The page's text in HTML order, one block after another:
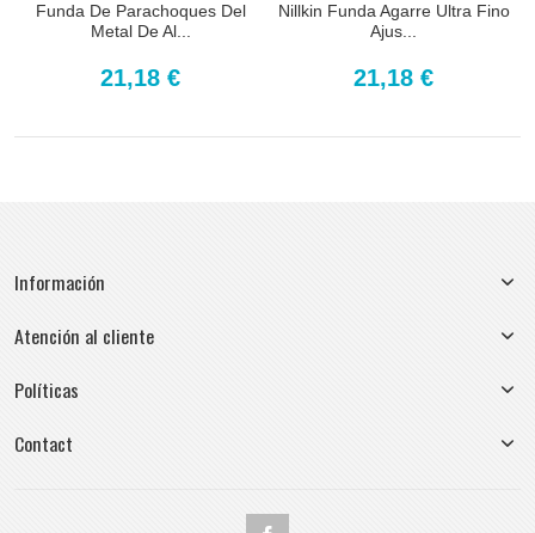
Funda De Parachoques Del
Metal De Al...
21,18 €
Nillkin Funda Agarre Ultra Fino
Ajus...
21,18 €
Información
Atención al cliente
Políticas
Contact